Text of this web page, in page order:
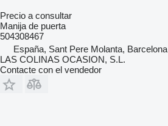
Precio a consultar
Manija de puerta
504308467
España, Sant Pere Molanta, Barcelona
LAS COLINAS OCASION, S.L.
Contacte con el vendedor